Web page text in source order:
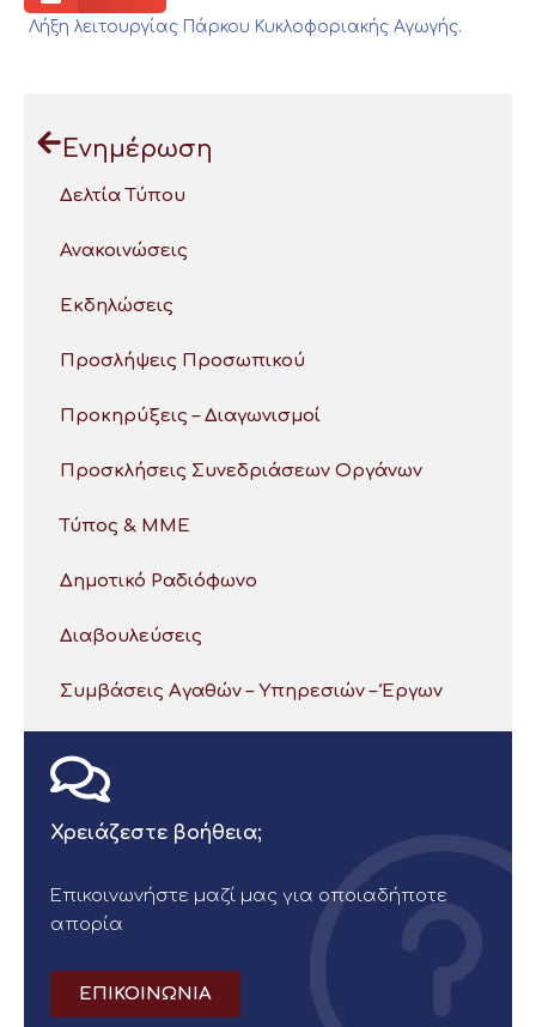
Λήξη λειτουργίας Πάρκου Κυκλοφοριακής Αγωγής.
Ενημέρωση
Δελτία Τύπου
Ανακοινώσεις
Εκδηλώσεις
Προσλήψεις Προσωπικού
Προκηρύξεις – Διαγωνισμοί
Προσκλήσεις Συνεδριάσεων Οργάνων
Τύπος & ΜΜΕ
Δημοτικό Ραδιόφωνο
Διαβουλεύσεις
Συμβάσεις Αγαθών – Υπηρεσιών – Έργων
Χρειάζεστε βοήθεια;
Επικοινωνήστε μαζί μας για οποιαδήποτε
απορία
ΕΠΙΚΟΙΝΩΝΙΑ